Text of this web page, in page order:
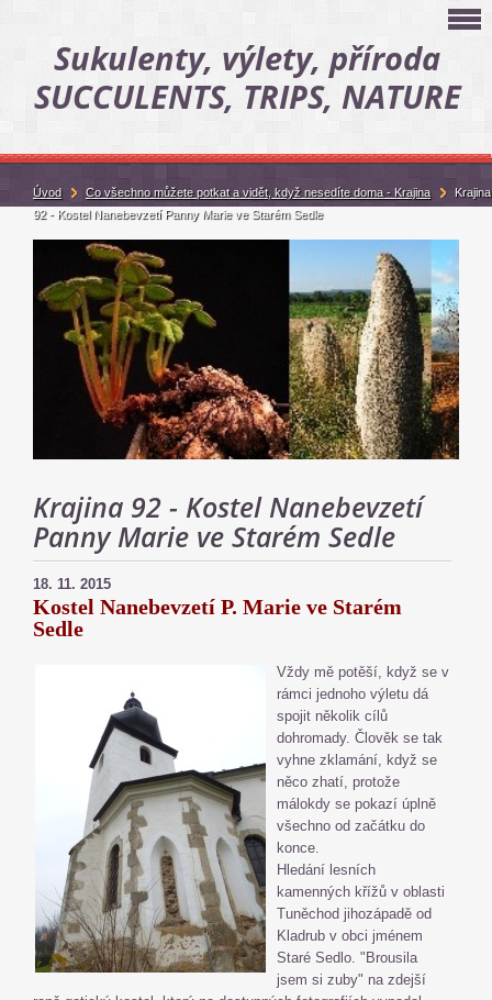
Sukulenty, výlety, příroda
SUCCULENTS, TRIPS, NATURE
Krajina 92 - Kostel Nanebevzetí
Panny Marie ve Starém Sedle
18. 11. 2015
Kostel Nanebevzetí P. Marie ve Starém
Sedle
Vždy mě potěší, když se v
rámci jednoho výletu dá
spojit několik cílů
dohromady. Člověk se tak
vyhne zklamání, když se
něco zhatí, protože
málokdy se pokazí úplně
všechno od začátku do
konce.
Hledání lesních
kamenných křížů v oblasti
Tuněchod jihozápadě od
Kladrub v obci jménem
Staré Sedlo. "Brousila
jsem si zuby" na zdejší
Úvod Co všechno můžete potkat a vidět, když nesedíte doma - Krajina
Krajina
92 - Kostel Nanebevzetí Panny Marie ve Starém Sedle